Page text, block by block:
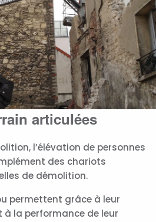
articulées
l’élévation de personnes
des chariots
de démolition.
permettent grâce à leur
la performance de leur